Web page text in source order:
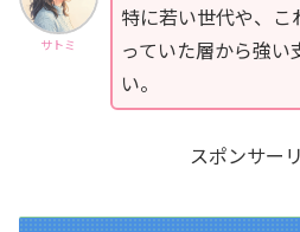
サトミ
特に若い世代や、
っていた層から強
い。
スポンサー